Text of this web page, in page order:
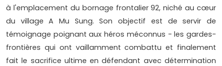
à l'emplacement du bornage frontalier 92, niché au cœur
du village A Mu Sung. Son objectif est de servir de
témoignage poignant aux héros méconnus - les gardes-
frontières qui ont vaillamment combattu et finalement
fait le sacrifice ultime en défendant avec détermination